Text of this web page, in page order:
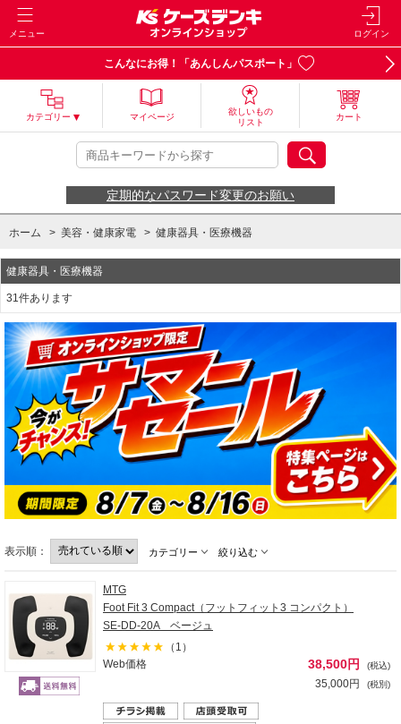
メニュー ログイン
こんなにお得！「あんしんパスポート」
カテゴリー マイページ
欲しいもの
リスト
カート
定期的なパスワード変更のお願い
ホーム > 美容・健康家電 > 健康器具・医療機器
健康器具・医療機器
31件あります
表示順： カテゴリー 絞り込む
MTG
Foot Fit 3 Compact（フットフィット3 コンパクト）
SE-DD-20A ベージュ
（1）
Web価格
38,500円 (税込)
35,000円 (税別)